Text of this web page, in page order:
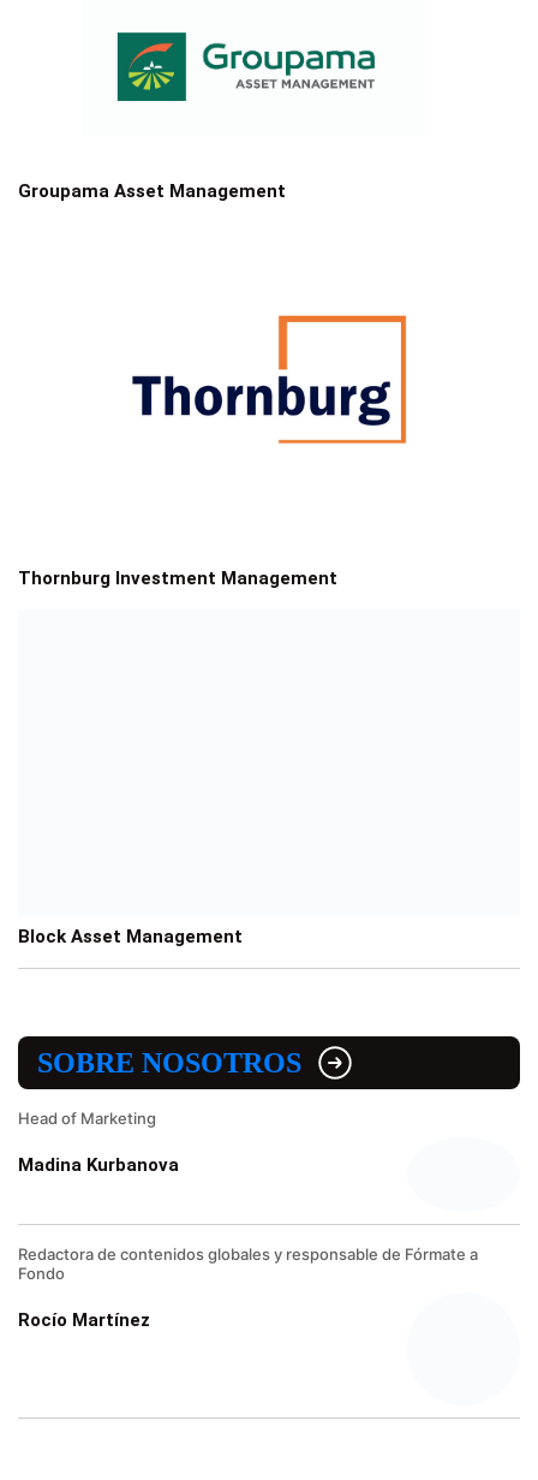
Groupama Asset Management
Thornburg Investment Management
Block Asset Management
SOBRE NOSOTROS
Head of Marketing
Madina Kurbanova
Redactora de contenidos globales y responsable de Fórmate a
Fondo
Rocío Martínez